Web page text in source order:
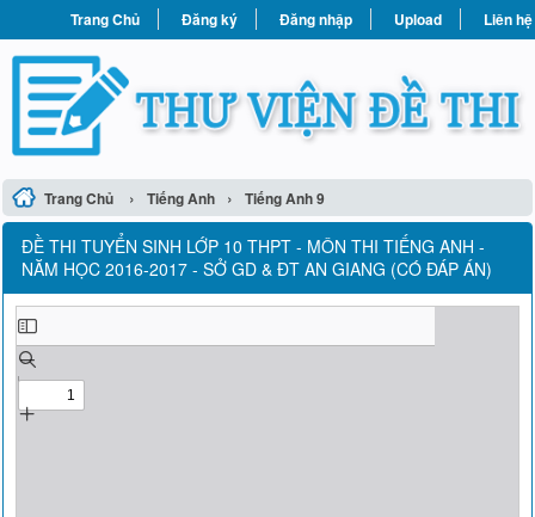
Trang Chủ Đăng ký Đăng nhập Upload Liên hệ
Trang Chủ › Tiếng Anh › Tiếng Anh 9
ĐỀ THI TUYỂN SINH LỚP 10 THPT - MÔN THI TIẾNG ANH -
NĂM HỌC 2016-2017 - SỞ GD & ĐT AN GIANG (CÓ ĐÁP ÁN)